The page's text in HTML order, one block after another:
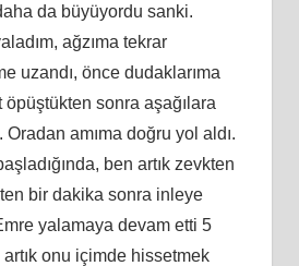
da büyüyordu sanki.
ağzıma tekrar
uzandı, önce dudaklarıma
öpüştükten sonra aşağılara
amıma doğru yol aldı.
ben artık zevkten
bir dakika sonra inleye
yalamaya devam etti 5
onu içimde hissetmek